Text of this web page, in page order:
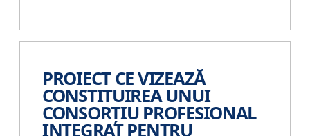
PROIECT CE VIZEAZĂ
CONSTITUIREA UNUI
CONSORŢIU PROFESIONAL
INTEGRAT PENTRU